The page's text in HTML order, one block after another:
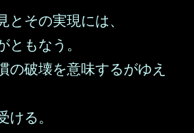
とその実現には、
ともなう。
の破壊を意味するがゆえ
ける。